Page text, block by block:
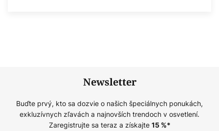
Newsletter
Buďte prvý, kto sa dozvie o našich špeciálnych ponukách,
exkluzívnych zľavách a najnovších trendoch v osvetlení.
Zaregistrujte sa teraz a získajte 15%*